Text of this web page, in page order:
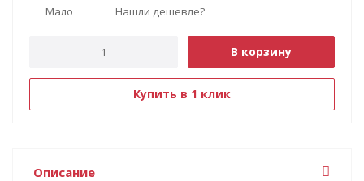
Мало Нашли дешевле?
В корзину
Купить в 1 клик
Описание